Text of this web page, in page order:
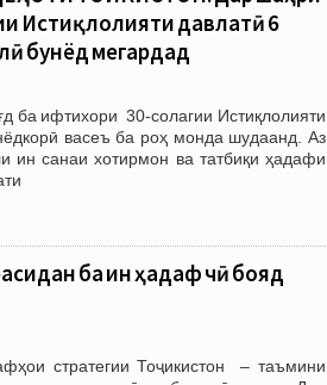
Истиқлолияти давлатӣ 6
бунёд мегардад
ифтихори 30-солагии Истиқлолияти
васеъ ба роҳ монда шудаанд. Аз
ин санаи хотирмон ва татбиқи ҳадафи
ба ин ҳадаф чӣ бояд
стратегии Тоҷикистон – таъмини